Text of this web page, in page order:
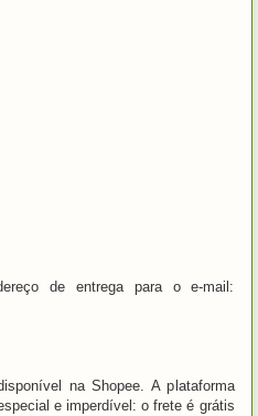
de entrega para o e-mail:
na Shopee. A plataforma
e imperdível: o frete é grátis